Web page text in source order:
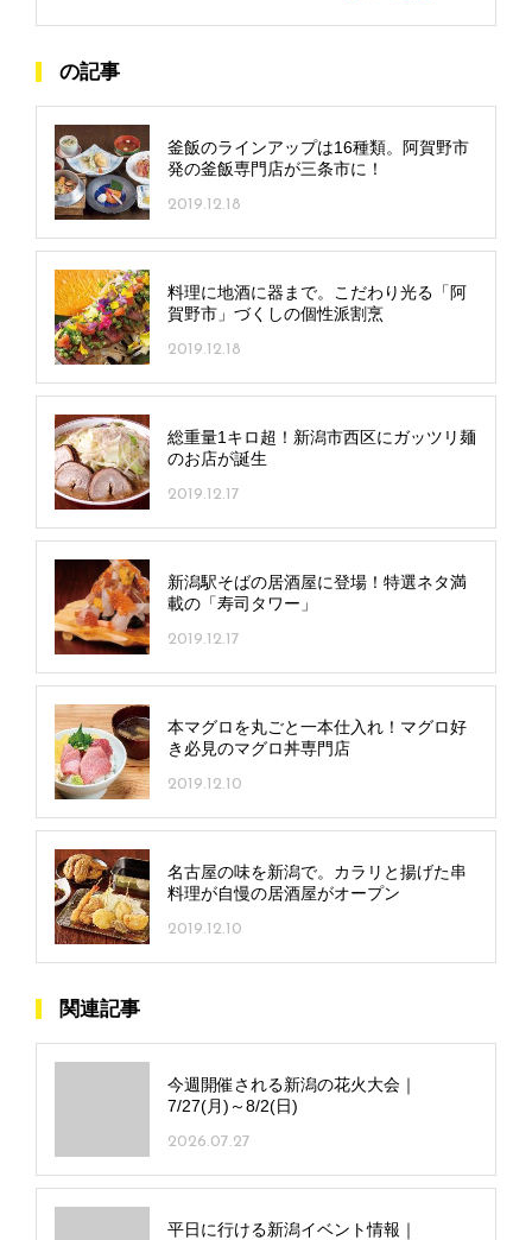
の記事
釜飯のラインアップは16種類。阿賀野市
発の釜飯専門店が三条市に！
2019.12.18
料理に地酒に器まで。こだわり光る「阿
賀野市」づくしの個性派割烹
2019.12.18
総重量1キロ超！新潟市西区にガッツリ麺
のお店が誕生
2019.12.17
新潟駅そばの居酒屋に登場！特選ネタ満
載の「寿司タワー」
2019.12.17
本マグロを丸ごと一本仕入れ！マグロ好
き必見のマグロ丼専門店
2019.12.10
名古屋の味を新潟で。カラリと揚げた串
料理が自慢の居酒屋がオープン
2019.12.10
関連記事
今週開催される新潟の花火大会｜
7/27(月)～8/2(日)
2026.07.27
平日に行ける新潟イベント情報｜